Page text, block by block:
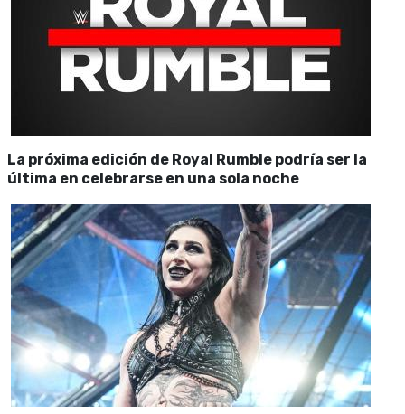
La próxima edición de Royal Rumble podría ser la
última en celebrarse en una sola noche